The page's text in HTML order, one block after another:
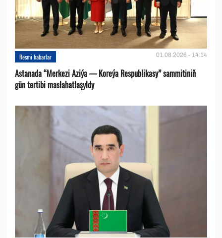
Resmi habarlar 01.08.2026 - 14:14
Astanada “Merkezi Aziýa — Koreýa Respublikasy” sammitiniň
gün tertibi maslahatlaşyldy